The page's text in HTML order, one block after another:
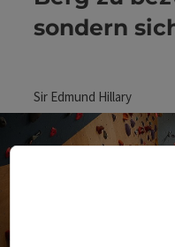
sondern
Sir Edmund Hillary